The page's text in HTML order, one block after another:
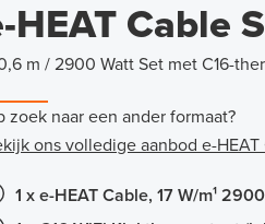
HEAT Cable
m / 2900 Watt Set met C16-
zoek naar een ander formaat?
ons volledige aanbod e-HEAT
1 x e-HEAT Cable, 17 W/m¹